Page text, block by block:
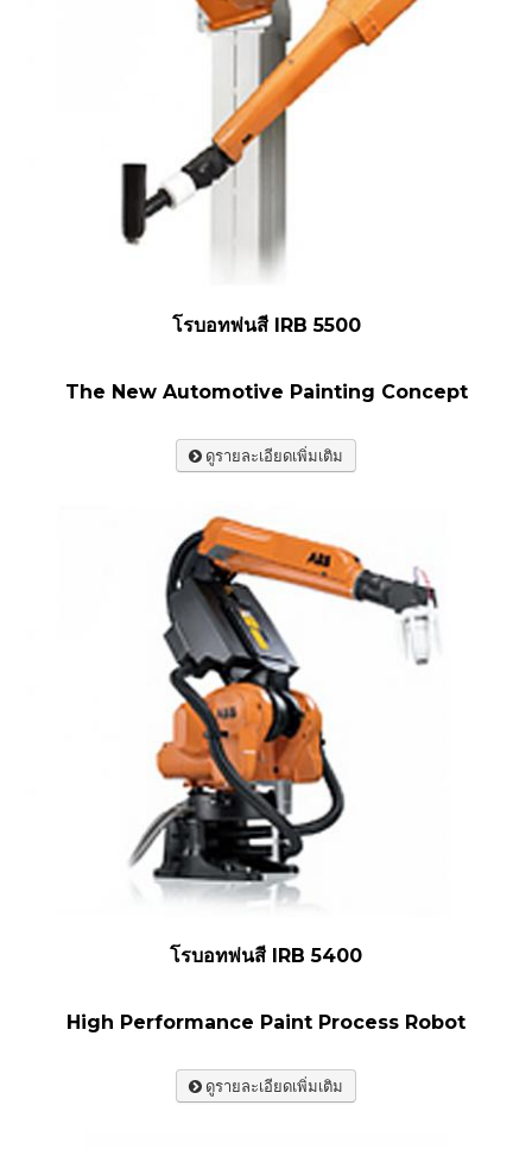
โรบอทพ่นสี IRB 5500
The New Automotive Painting Concept
ดูรายละเอียดเพิ่มเติม
โรบอทพ่นสี IRB 5400
High Performance Paint Process Robot
ดูรายละเอียดเพิ่มเติม